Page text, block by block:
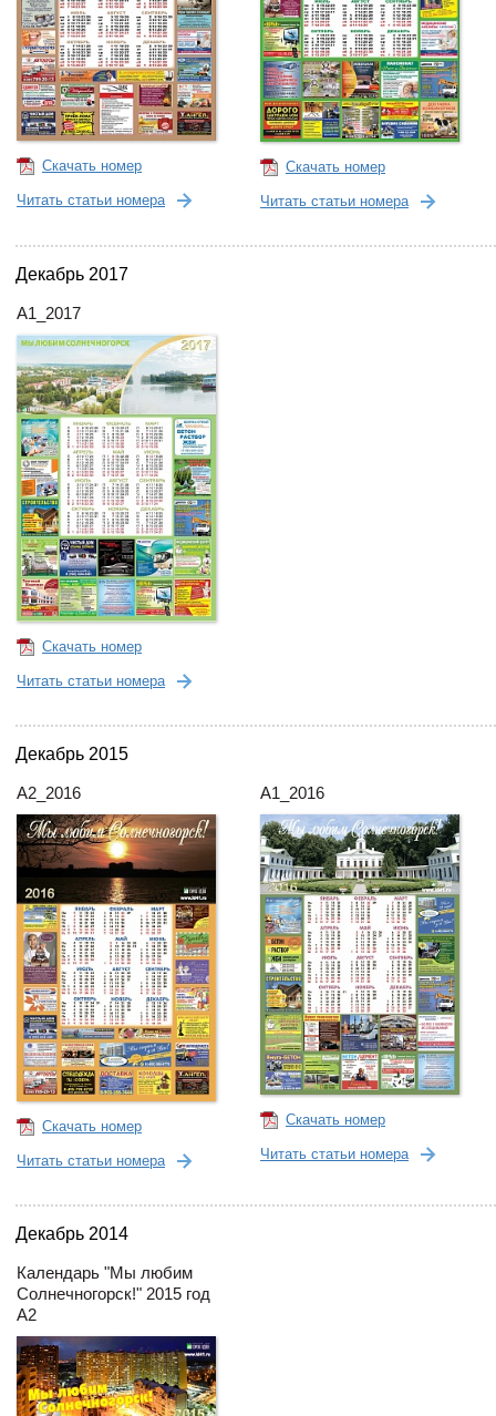
Скачать номер
Читать статьи номера
Скачать номер
Читать статьи номера
Декабрь 2017
А1_2017
Скачать номер
Читать статьи номера
Декабрь 2015
А2_2016
Скачать номер
Читать статьи номера
А1_2016
Скачать номер
Читать статьи номера
Декабрь 2014
Календарь "Мы любим
Солнечногорск!" 2015 год
А2